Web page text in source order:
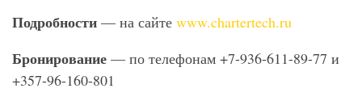
Подробности — на сайте www.chartertech.ru
Бронирование — по телефонам +7-936-611-89-77 и
+357-96-160-801